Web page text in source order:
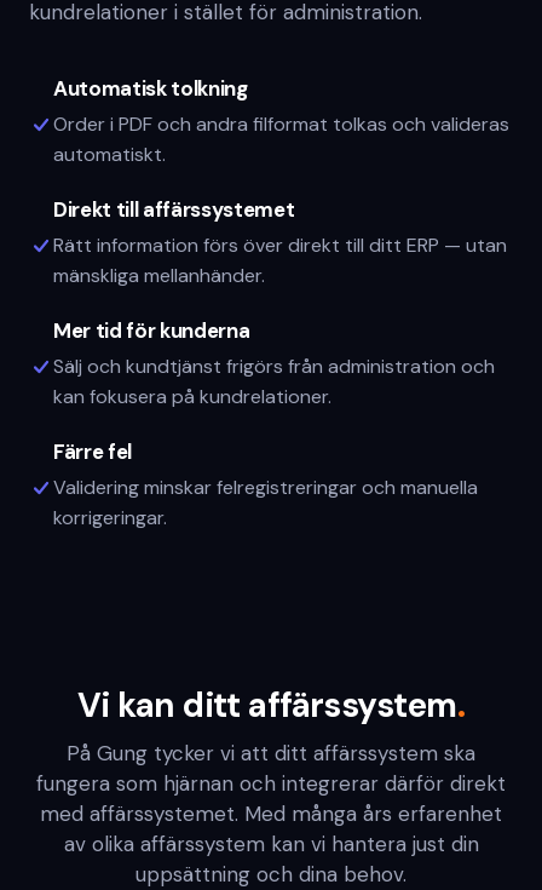
kundrelationer i stället för administration.
Automatisk tolkning
Order i PDF och andra filformat tolkas och valideras
automatiskt.
Direkt till affärssystemet
Rätt information förs över direkt till ditt ERP — utan
mänskliga mellanhänder.
Mer tid för kunderna
Sälj och kundtjänst frigörs från administration och
kan fokusera på kundrelationer.
Färre fel
Validering minskar felregistreringar och manuella
korrigeringar.
Vi kan ditt affärssystem.
På Gung tycker vi att ditt affärssystem ska
fungera som hjärnan och integrerar därför direkt
med affärssystemet. Med många års erfarenhet
av olika affärssystem kan vi hantera just din
uppsättning och dina behov.